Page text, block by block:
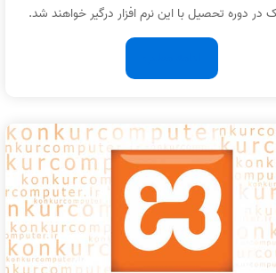
دوره تحصیل با این نرم افزار درگیر خواهند شد.